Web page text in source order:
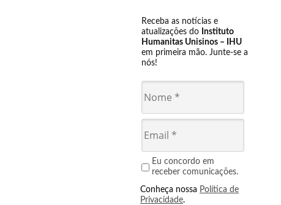
Receba as notícias e
atualizações do Instituto
Humanitas Unisinos – IHU
em primeira mão. Junte-se a
nós!
Eu concordo em
receber comunicações.
Conheça nossa Política de
Privacidade.